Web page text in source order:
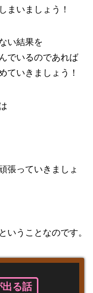
まいましょう！
い結果を
でいるのであれば
ていきましょう！
張っていきましょ
いうことなのです。
出る話